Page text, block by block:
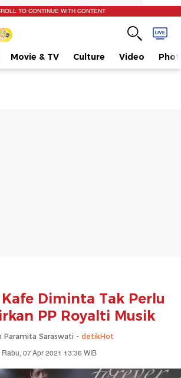
TO CONTINUE WITH CONTENT
Movie & TV Culture Video
Diminta Tak Perlu
PP Royalti Musik
Paramita Saraswati - detikHot
Rabu, 07 Apr 2021 13:36 WIB